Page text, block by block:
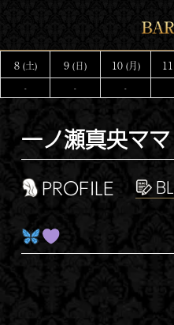
テ
ン
ツ
8 (土) 9 (日) 10 (月) 11
- - -
一ノ瀬真央ママ
PROFILE